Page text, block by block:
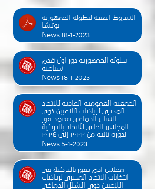
الشروط الفنيه لبطوله الجمهوريه
بوتشا
News 18-1-2023
بطولة الجمهورية دور اول قدم
سباعية
News 18-1-2023
الجمعية العمومية العادية للاتحاد
المصري لرياضات اللاعبين ذوي
الشلل الدماغي تعتمد فوز
المجلس الحالي للاتحاد بالتزكية
لدورة ثانية من ٢٠٢٢ إلى ٢٠٢٤
News 5-1-2023
مجلس ادم يفوز بالتزكية في
انتخابات الاتحاد المصري لرياضات
اللاعبين ذوي الشلل الدماغي